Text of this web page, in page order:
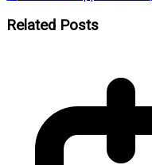
Related Posts